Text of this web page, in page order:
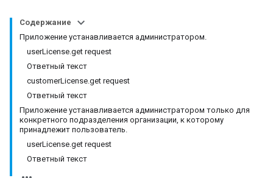
Содержание
Приложение устанавливается администратором.
userLicense.get request
Ответный текст
customerLicense.get request
Ответный текст
Приложение устанавливается администратором только для
конкретного подразделения организации, к которому
принадлежит пользователь.
userLicense.get request
Ответный текст